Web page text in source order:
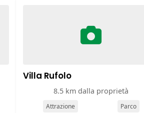
Villa Rufolo
8.5 km dalla proprietà
Attrazione Parco